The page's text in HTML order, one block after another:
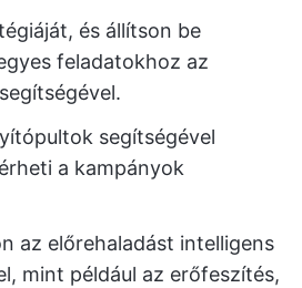
és állítson be
feladatokhoz az
segítségével
a kampányok
az előrehaladást intelligens
mint például az erőfeszítés,